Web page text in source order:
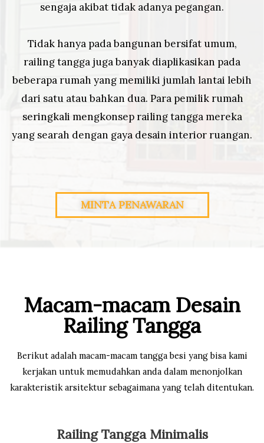
sengaja akibat tidak adanya pegangan.
Tidak hanya pada bangunan bersifat umum,
railing tangga juga banyak diaplikasikan pada
beberapa rumah yang memiliki jumlah lantai lebih
dari satu atau bahkan dua. Para pemilik rumah
seringkali mengkonsep railing tangga mereka
yang searah dengan gaya desain interior ruangan.
MINTA PENAWARAN
Macam-macam Desain
Railing Tangga
Berikut adalah macam-macam tangga besi yang bisa kami
kerjakan untuk memudahkan anda dalam menonjolkan
karakteristik arsitektur sebagaimana yang telah ditentukan.
Railing Tangga Minimalis